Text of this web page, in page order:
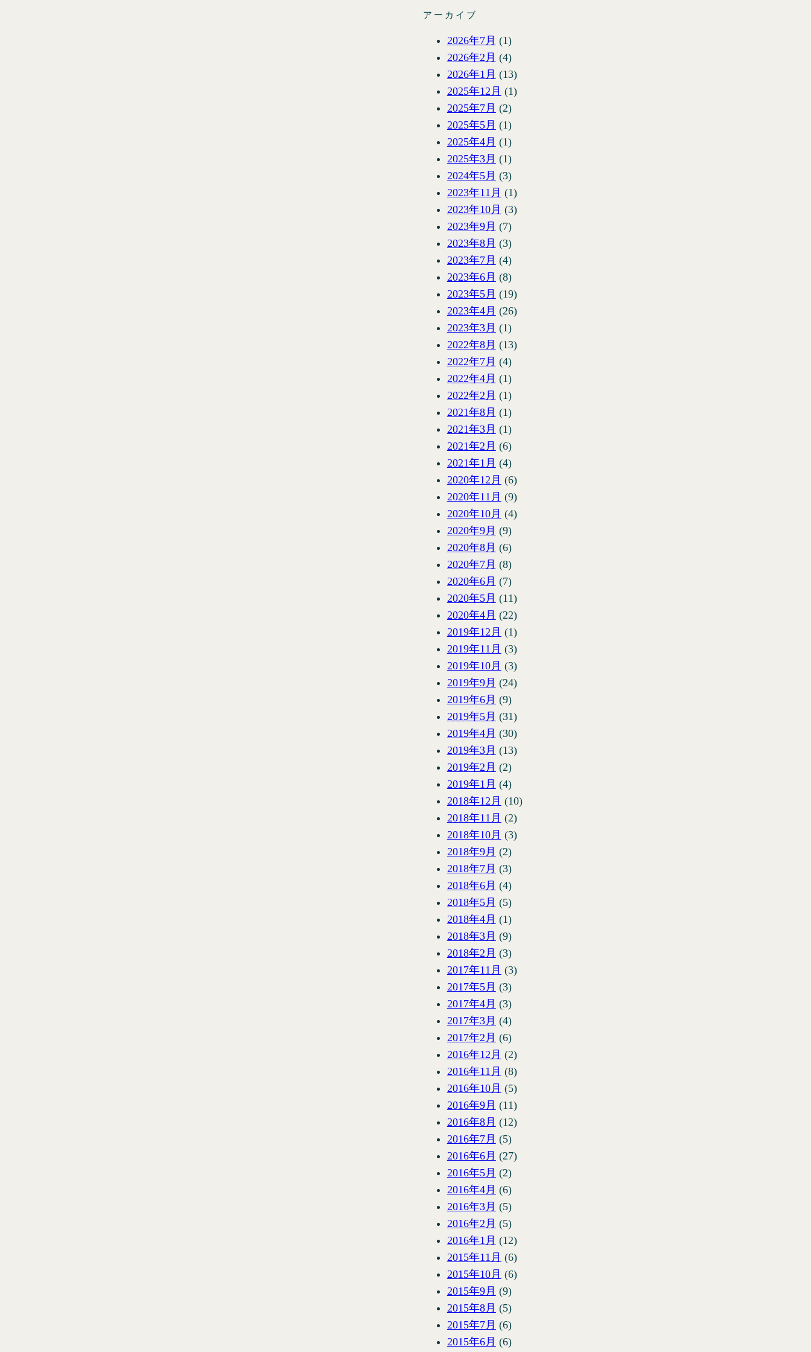
アーカイブ
2026年7月 (1)
2026年2月 (4)
2026年1月 (13)
2025年12月 (1)
2025年7月 (2)
2025年5月 (1)
2025年4月 (1)
2025年3月 (1)
2024年5月 (3)
2023年11月 (1)
2023年10月 (3)
2023年9月 (7)
2023年8月 (3)
2023年7月 (4)
2023年6月 (8)
2023年5月 (19)
2023年4月 (26)
2023年3月 (1)
2022年8月 (13)
2022年7月 (4)
2022年4月 (1)
2022年2月 (1)
2021年8月 (1)
2021年3月 (1)
2021年2月 (6)
2021年1月 (4)
2020年12月 (6)
2020年11月 (9)
2020年10月 (4)
2020年9月 (9)
2020年8月 (6)
2020年7月 (8)
2020年6月 (7)
2020年5月 (11)
2020年4月 (22)
2019年12月 (1)
2019年11月 (3)
2019年10月 (3)
2019年9月 (24)
2019年6月 (9)
2019年5月 (31)
2019年4月 (30)
2019年3月 (13)
2019年2月 (2)
2019年1月 (4)
2018年12月 (10)
2018年11月 (2)
2018年10月 (3)
2018年9月 (2)
2018年7月 (3)
2018年6月 (4)
2018年5月 (5)
2018年4月 (1)
2018年3月 (9)
2018年2月 (3)
2017年11月 (3)
2017年5月 (3)
2017年4月 (3)
2017年3月 (4)
2017年2月 (6)
2016年12月 (2)
2016年11月 (8)
2016年10月 (5)
2016年9月 (11)
2016年8月 (12)
2016年7月 (5)
2016年6月 (27)
2016年5月 (2)
2016年4月 (6)
2016年3月 (5)
2016年2月 (5)
2016年1月 (12)
2015年11月 (6)
2015年10月 (6)
2015年9月 (9)
2015年8月 (5)
2015年7月 (6)
2015年6月 (6)